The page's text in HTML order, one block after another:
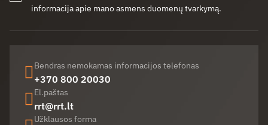
informacija apie mano asmens duomenų tvarkymą.
Bendras nemokamas informacijos telefonas
+370 800 20030
El.paštas
rrt@rrt.lt
Užklausos forma